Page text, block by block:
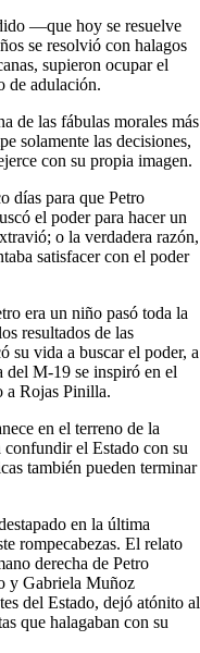
—que hoy se resuelve
se resolvió con halagos
supieron ocupar el
de adulación.
de las fábulas morales más
solamente las decisiones,
con su propia imagen.
días para que Petro
el poder para hacer un
o la verdadera razón,
satisfacer con el poder
era un niño pasó toda la
resultados de las
su vida a buscar el poder, a
del M-19 se inspiró en el
a Rojas Pinilla.
en el terreno de la
confundir el Estado con su
también pueden terminar
en la última
rompecabezas. El relato
derecha de Petro
y Gabriela Muñoz
del Estado, dejó atónito al
que halagaban con su